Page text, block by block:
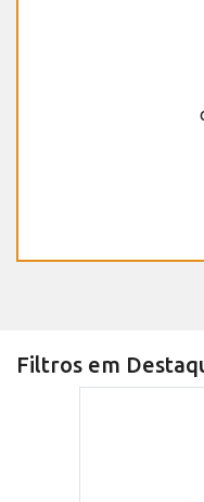
Filtros em